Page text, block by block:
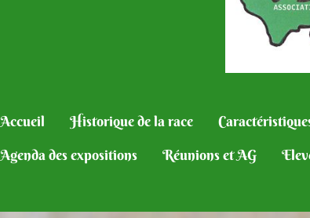
Accueil Historique de la race
Agenda des expositions
Réunions et AG